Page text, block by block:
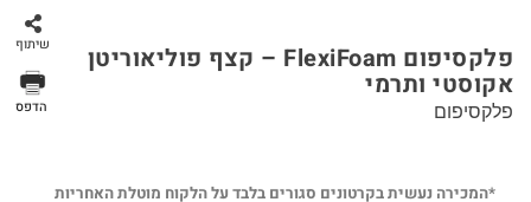
שיתוף פלקסיפום FlexiFoam – קצף פוליאוריטן
אקוסטי ותרמי
הדפס פלקסיפום
*המכירה נעשית בקרטונים סגורים בלבד על הלקוח מוטלת האחריות